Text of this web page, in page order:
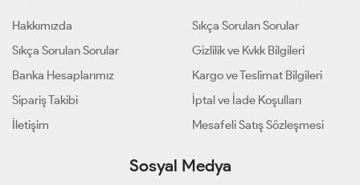
Hakkımızda
Sıkça Sorulan Sorular
Banka Hesaplarımız
Sipariş Takibi
İletişim
Sıkça Sorulan Sorular
Gizlilik ve Kvkk Bilgileri
Kargo ve Teslimat Bilgileri
İptal ve İade Koşulları
Mesafeli Satış Sözleşmesi
Sosyal Medya